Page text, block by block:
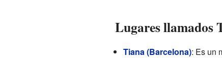
Lugares llamados
Tiana (Barcelona): Es un